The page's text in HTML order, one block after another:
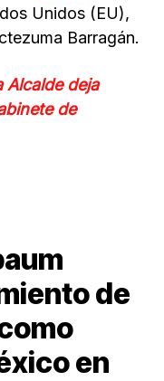
Unidos (EU),
Barragán.
Alcalde deja
de
de
en